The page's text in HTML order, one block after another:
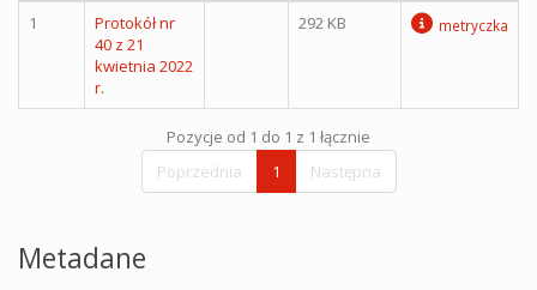
1
Protokół nr
40 z 21
kwietnia 2022
r.
292 KB metryczka
Pozycje od 1 do 1 z 1 łącznie
Poprzednia
1 Następna
Metadane